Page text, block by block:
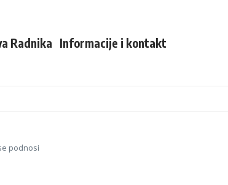
Radnika Informacije i kontakt
podnosi